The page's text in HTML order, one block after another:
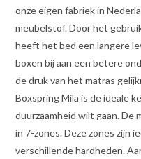
onze eigen fabriek in
meubelstof. Door het
heeft het bed een langere
boxen bij aan een betere
de druk van het matras
Boxspring Mila is de ideale
duurzaamheid wilt gaan. De
in 7-zones. Deze zones zijn
verschillende hardheden.